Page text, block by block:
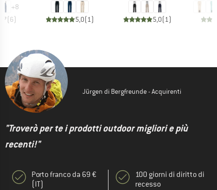
+8
(6) 5,0(1) 5,0(1)
Jürgen di Bergfreunde - Acquirenti
"Troverò per te i prodotti outdoor migliori e più
recenti!"
Porto franco da 69 €
(IT)
100 giorni di diritto di
recesso